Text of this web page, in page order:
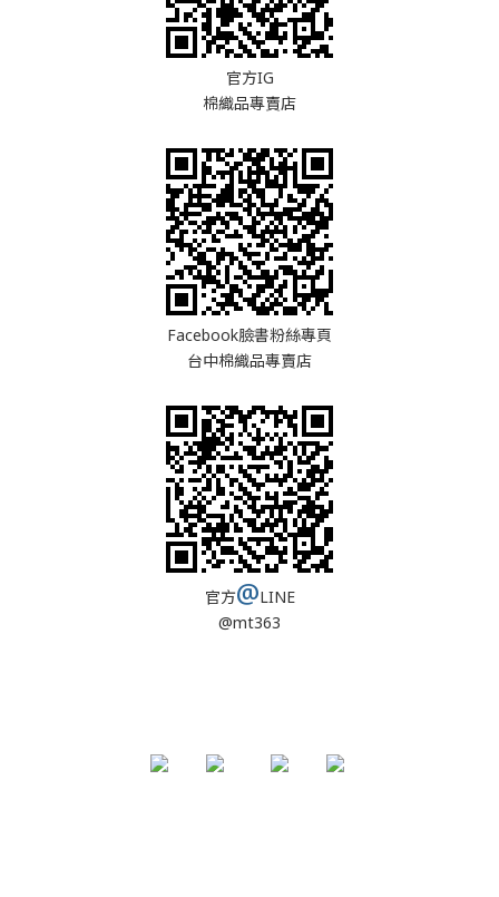
官方IG
棉織品專賣店
Facebook臉書粉絲專頁
台中棉織品專賣店
官方@LINE
@mt363